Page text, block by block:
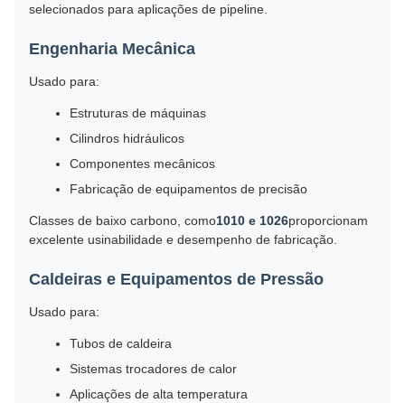
selecionados para aplicações de pipeline.
Engenharia Mecânica
Usado para:
Estruturas de máquinas
Cilindros hidráulicos
Componentes mecânicos
Fabricação de equipamentos de precisão
Classes de baixo carbono, como1010 e 1026proporcionam
excelente usinabilidade e desempenho de fabricação.
Caldeiras e Equipamentos de Pressão
Usado para:
Tubos de caldeira
Sistemas trocadores de calor
Aplicações de alta temperatura